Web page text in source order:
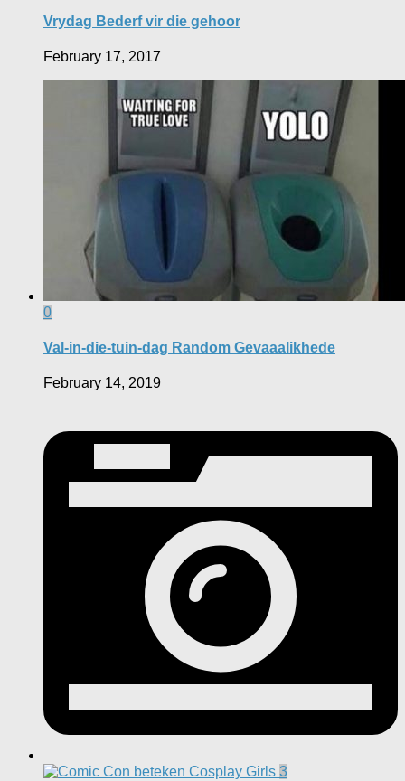
Vrydag Bederf vir die gehoor
February 17, 2017
0
Val-in-die-tuin-dag Random Gevaaalikhede
February 14, 2019
3